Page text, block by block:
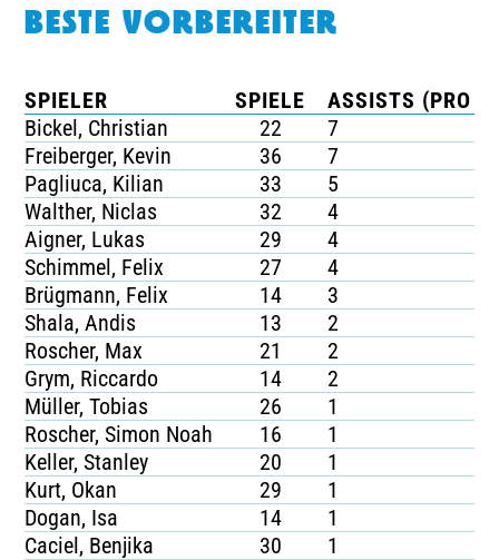
BESTE VORBEREITER
SPIELER SPIELE
ASSISTS (PRO
Bickel, Christian
22
7
Freiberger, Kevin
36
7
Pagliuca, Kilian
33
5
Walther, Niclas
32
4
Aigner, Lukas
29
4
Schimmel, Felix
27
4
Brügmann, Felix
14
3
Shala, Andis
13
2
Roscher, Max
21
2
Grym, Riccardo
14
2
Müller, Tobias
26
1
Roscher, Simon Noah
16
1
Keller, Stanley
20
1
Kurt, Okan
29
1
Dogan, Isa
14
1
Caciel, Benjika
30 1